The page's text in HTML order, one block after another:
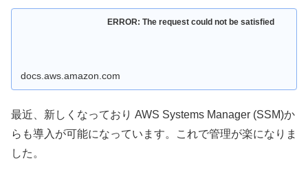
ERROR: The request could not be satisfied
docs.aws.amazon.com
最近、新しくなっており AWS Systems Manager (SSM)か
らも導入が可能になっています。これで管理が楽になりま
した。